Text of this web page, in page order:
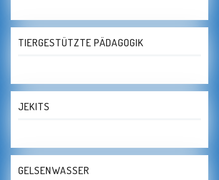
TIERGESTÜTZTE PÄDAGOGIK
JEKITS
GELSENWASSER